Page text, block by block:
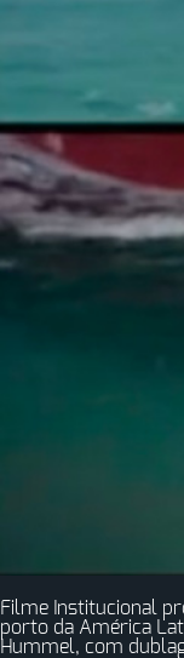
Filme Institucional
porto da América
Hummel, com